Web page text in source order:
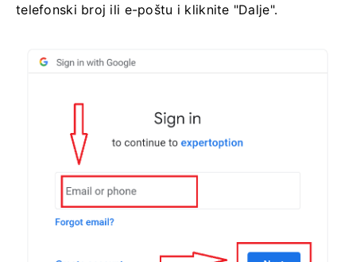
telefonski broj ili e-poštu i kliknite "Dalje".